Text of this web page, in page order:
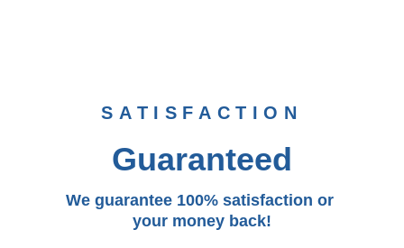
We guarantee 100% satisfaction or
your money back!
SATISFACTION
Guaranteed